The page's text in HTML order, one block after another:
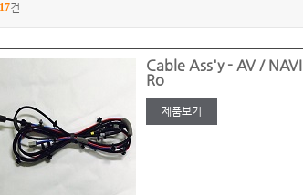
17건
Cable Ass'y - AV / NAVI
Ro
제품보기